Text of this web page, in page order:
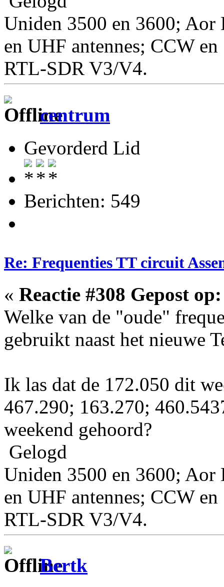
Uniden 3500 en 3600;
en UHF antennes; CCW
RTL-SDR V3/V4.
centrum
Gevorderd Lid
Berichten: 549
Re: Frequenties TT circuit
« Reactie #308 Gepost op:
Welke van de "oude"
gebruikt naast het nieuwe
Ik las dat de 172.050 dit
467.290; 163.270;
weekend gehoord?
Gelogd
Uniden 3500 en 3600;
en UHF antennes; CCW
RTL-SDR V3/V4.
Bertk